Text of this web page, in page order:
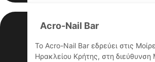
Acro-Nail Bar
Το Acro-Nail Bar εδρεύει στις
Ηρακλείου Κρήτης, στη διεύθυνση